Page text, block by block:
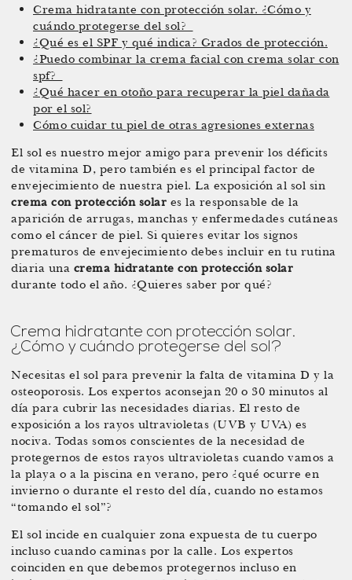
Crema hidratante con protección solar. ¿Cómo y
cuándo protegerse del sol?
¿Qué es el SPF y qué indica? Grados de protección.
¿Puedo combinar la crema facial con crema solar con
spf?
¿Qué hacer en otoño para recuperar la piel dañada
por el sol?
Cómo cuidar tu piel de otras agresiones externas
El sol es nuestro mejor amigo para prevenir los déficits
de vitamina D, pero también es el principal factor de
envejecimiento de nuestra piel. La exposición al sol sin
crema con protección solar es la responsable de la
aparición de arrugas, manchas y enfermedades cutáneas
como el cáncer de piel. Si quieres evitar los signos
prematuros de envejecimiento debes incluir en tu rutina
diaria una crema hidratante con protección solar
durante todo el año. ¿Quieres saber por qué?
Crema hidratante con protección solar.
¿Cómo y cuándo protegerse del sol?
Necesitas el sol para prevenir la falta de vitamina D y la
osteoporosis. Los expertos aconsejan 20 o 30 minutos al
día para cubrir las necesidades diarias. El resto de
exposición a los rayos ultravioletas (UVB y UVA) es
nociva. Todas somos conscientes de la necesidad de
protegernos de estos rayos ultravioletas cuando vamos a
la playa o a la piscina en verano, pero ¿qué ocurre en
invierno o durante el resto del día, cuando no estamos
“tomando el sol”?
El sol incide en cualquier zona expuesta de tu cuerpo
incluso cuando caminas por la calle. Los expertos
coinciden en que debemos protegernos incluso en